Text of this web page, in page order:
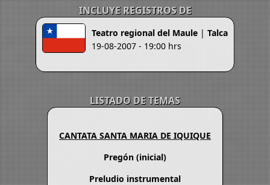
INCLUYE REGISTROS DE
Teatro regional del Maule|Talca
19-08-2007 - 19:00 hrs
LISTADO DE TEMAS
CANTATA SANTA MARIA DE IQUIQUE
Pregón (inicial)
Preludio instrumental